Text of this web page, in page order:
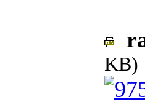
KB)